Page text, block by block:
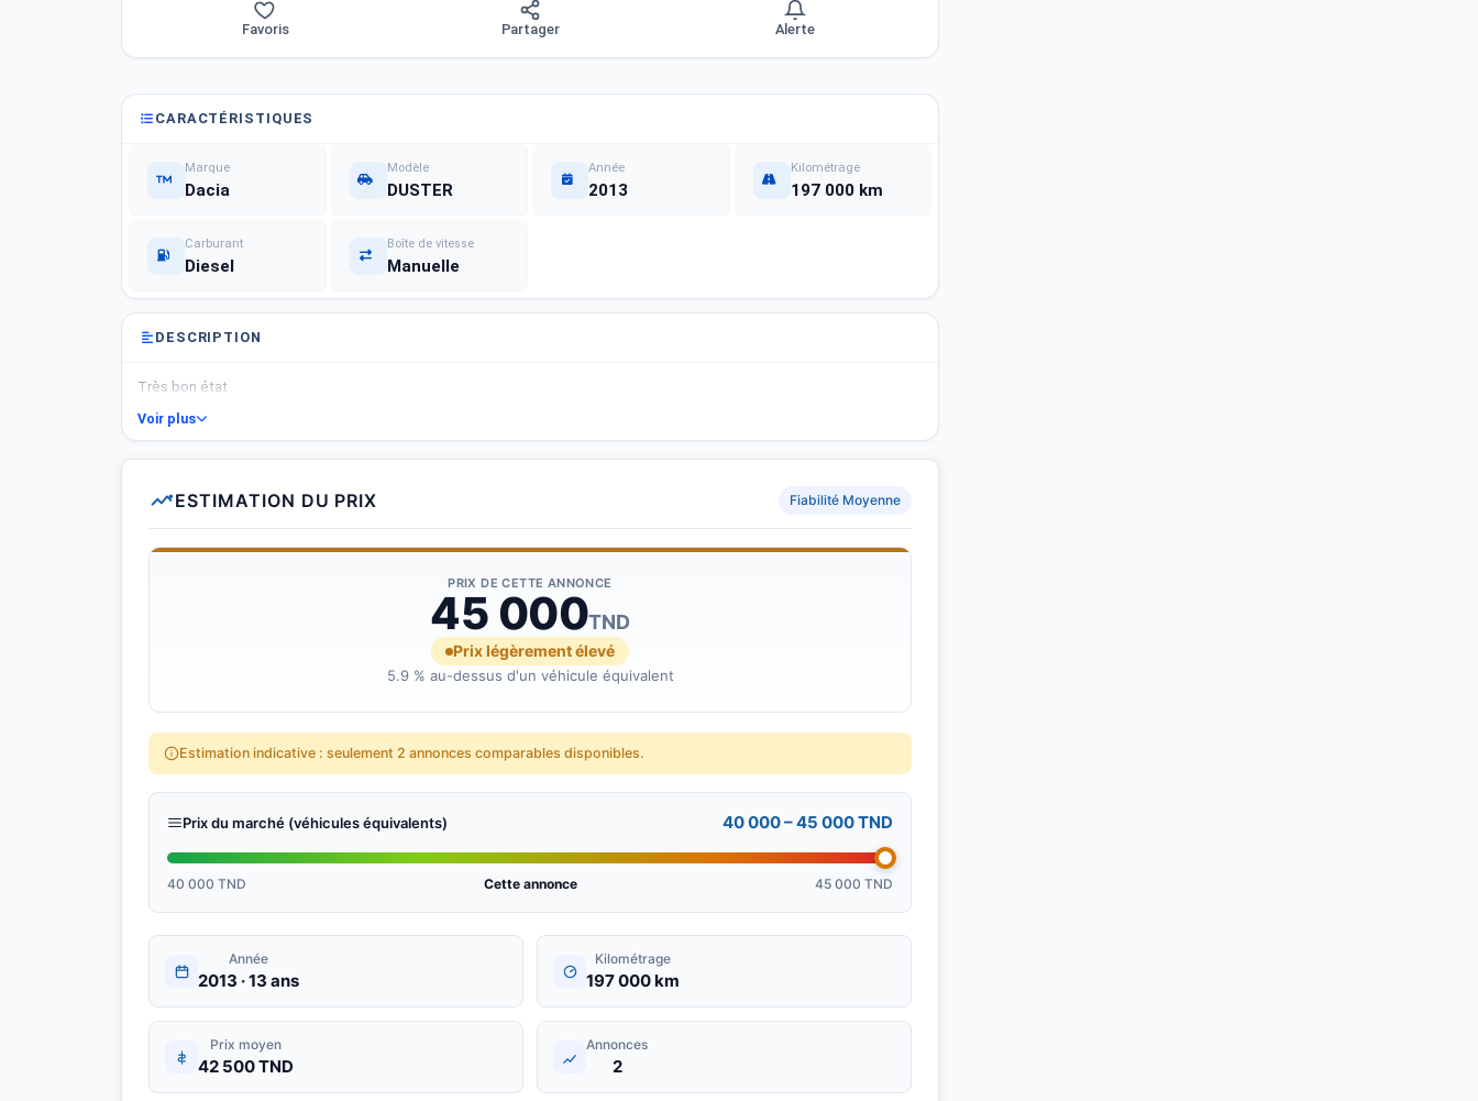
Favoris Partager Alerte
CARACTÉRISTIQUES
Marque
Dacia
Modèle
DUSTER
Année
2013
Kilométrage
197 000 km
Carburant
Diesel
Boîte de vitesse
Manuelle
DESCRIPTION
Très bon état
Voir plus
ESTIMATION DU PRIX Fiabilité Moyenne
PRIX DE CETTE ANNONCE
45 000TND
Prix légèrement élevé
5.9 % au-dessus d'un véhicule équivalent
Estimation indicative : seulement 2 annonces comparables disponibles.
Prix du marché (véhicules équivalents) 40 000 – 45 000 TND
40 000 TND Cette annonce 45 000 TND
Année
2013 · 13 ans
Kilométrage
197 000 km
Prix moyen
42 500 TND
Annonces
2